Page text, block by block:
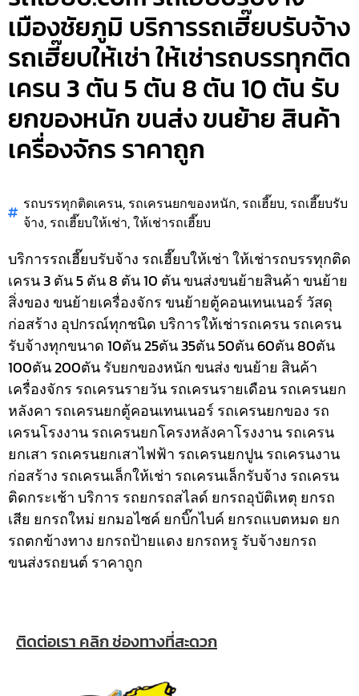
เมืองชัยภูมิ บริการรถเฮี๊ยบรับจ้าง
รถเฮี๊ยบให้เช่า ให้เช่ารถบรรทุกติด
เครน 3 ตัน 5 ตัน 8 ตัน 10 ตัน รับ
ยกของหนัก ขนส่ง ขนย้าย สินค้า
เครื่องจักร ราคาถูก
รถบรรทุกติดเครน, รถเครนยกของหนัก, รถเฮี๊ยบ, รถเฮี๊ยบรับ
จ้าง, รถเฮี๊ยบให้เช่า,ให้เช่ารถเฮี๊ยบ
บริการรถเฮี๊ยบรับจ้าง รถเฮี๊ยบให้เช่า ให้เช่ารถบรรทุกติด
เครน 3 ตัน 5 ตัน 8 ตัน 10 ตัน ขนส่งขนย้ายสินค้า ขนย้าย
สิ่งของ ขนย้ายเครื่องจักร ขนย้ายตู้คอนเทนเนอร์ วัสดุ
ก่อสร้าง อุปกรณ์ทุกชนิดบริการให้เช่ารถเครน รถเครน
รับจ้างทุกขนาด 10ตัน 25ตัน 35ตัน 50ตัน 60ตัน 80ตัน
100ตัน 200ตัน รับยกของหนัก ขนส่ง ขนย้าย สินค้า
เครื่องจักร รถเครนรายวัน รถเครนรายเดือน รถเครนยก
หลังคา รถเครนยกตู้คอนเทนเนอร์ รถเครนยกของ รถ
เครนโรงงาน รถเครนยกโครงหลังคาโรงงาน รถเครน
ยกเสา รถเครนยกเสาไฟฟ้า รถเครนยกปูน รถเครนงาน
ก่อสร้าง รถเครนเล็กให้เช่า รถเครนเล็กรับจ้าง รถเครน
ติดกระเช้าบริการ รถยกรถสไลด์ ยกรถอุบัติเหตุ ยกรถ
เสีย ยกรถใหม่ ยกมอไซค์ ยกบิ๊กไบค์ ยกรถแบตหมด ยก
รถตกข้างทาง ยกรถป้ายแดง ยกรถหรู รับจ้างยกรถ
ขนส่งรถยนต์ ราคาถูก
ติดต่อเรา คลิก ช่องทางที่สะดวก